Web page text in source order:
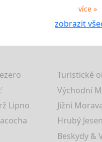
více »
zobrazit
Turistické
Východní
Lipno Jižní
Hrubý
Beskydy &